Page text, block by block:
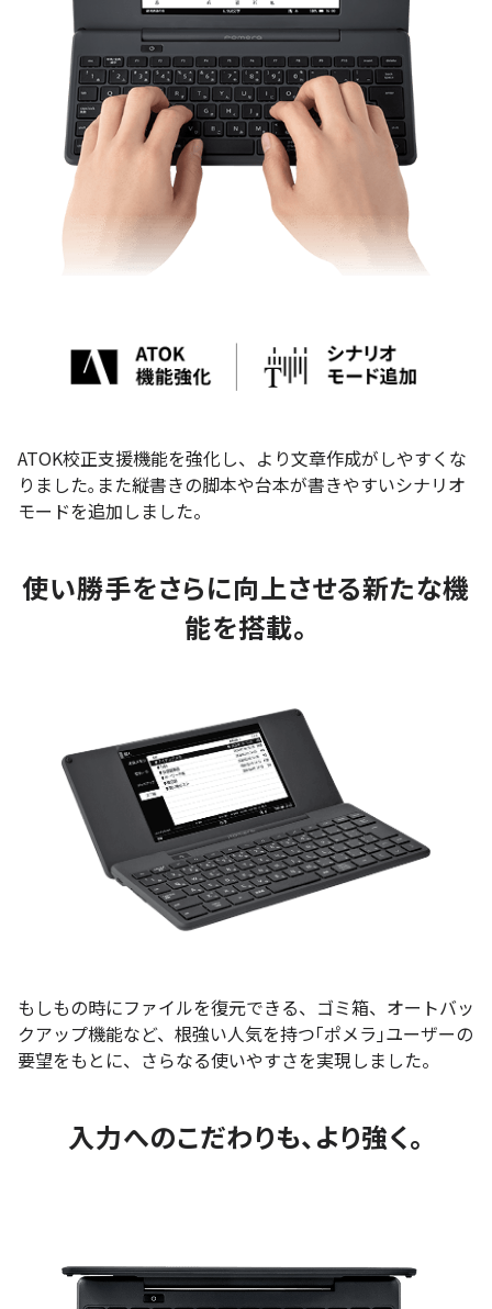
ATOK校正支援機能を強化し、より文章作成がしやすくな
りました｡また縦書きの脚本や台本が書きやすいシナリオ
モードを追加しました。
使い勝手をさらに向上させる新たな機
能を搭載。
もしもの時にファイルを復元できる、ゴミ箱、オートバッ
クアップ機能など、根強い人気を持つ｢ポメラ｣ユーザーの
要望をもとに、さらなる使いやすさを実現しました。
入力へのこだわりも、より強く。